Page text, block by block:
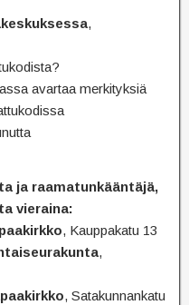
,
avartaa merkityksiä
ja raamatunkääntäjä,
vieraina:
, Kauppakatu 13
,
, Satakunnankatu